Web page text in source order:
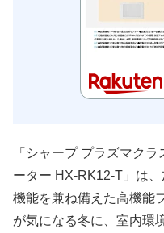
「シャープ プラズマク
ーター HX-RK12-T」は
機能を兼ね備えた高機能
が気になる冬に、室内環